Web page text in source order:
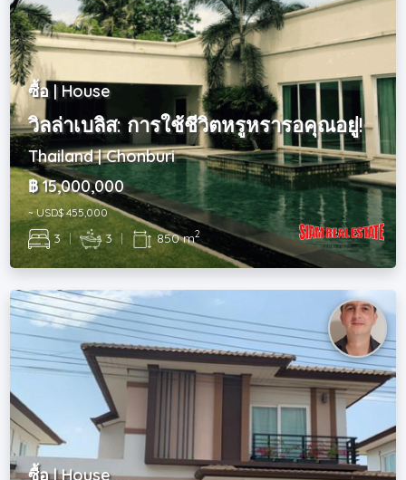
ซื้อ | House
วิลล่าเบลิส: การใช้ชีวิตหรูหรารอคุณอยู่!
Thailand | Chonburi
฿ 15,000,000
~ USD$ 455,000
3 | 3 | 850 m2
ซื้อ | House